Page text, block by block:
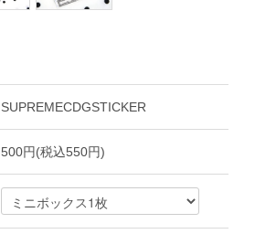
SUPREMECDGSTICKER
500円(税込550円)